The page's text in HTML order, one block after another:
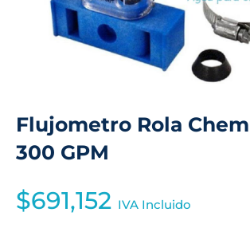
Flujometro Rola Chem
300 GPM
$691,152 IVA Incluido